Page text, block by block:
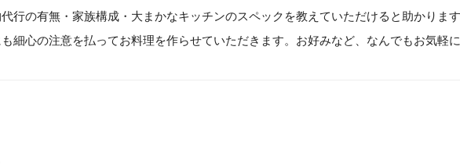
行の有無・家族構成・大まかなキッチンのスペックを教えていただけると助かりま
細心の注意を払ってお料理を作らせていただきます。お好みなど、なんでもお気軽